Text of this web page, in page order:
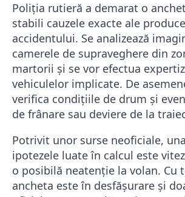
Poliția rutieră a demarat o
stabili cauzele exacte ale
accidentului. Se analizează
camerele de supraveghere din
martorii și se vor efectua
vehiculelor implicate. De
verifica condițiile de drum și
de frânare sau deviere de la
Potrivit unor surse neoficiale,
ipotezele luate în calcul este
o posibilă neatenție la volan. Cu
ancheta este în desfășurare și